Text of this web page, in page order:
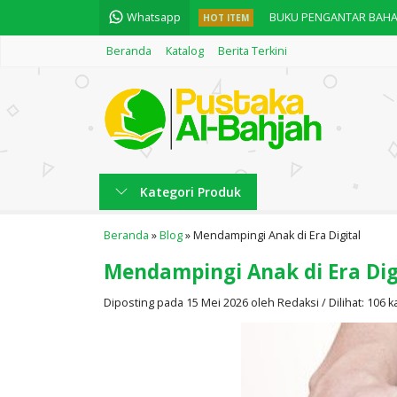
Whatsapp HOT ITEM Buku Aqidah - Hadits
Kisah Nabi Muhammad
English Practice
Fiqih Praktis Haji dan
English Practice
Kitab Nawazil
BUKU PENGANTAR
Beranda Katalog Berita Terkini
Kategori Produk
Beranda »Blog»Mendampingi Anak di Era Digital
Mendampingi Anak di Era
Diposting pada 15 Mei 2026 oleh Redaksi / Dilihat: 106